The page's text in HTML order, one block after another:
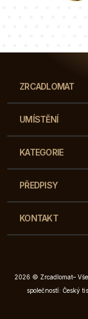
ZRCADLOMAT
UMÍSTĚNÍ
KATEGORIE
PŘEDPISY
KONTAKT
2026 © Zrcadlomat–
společností: Český